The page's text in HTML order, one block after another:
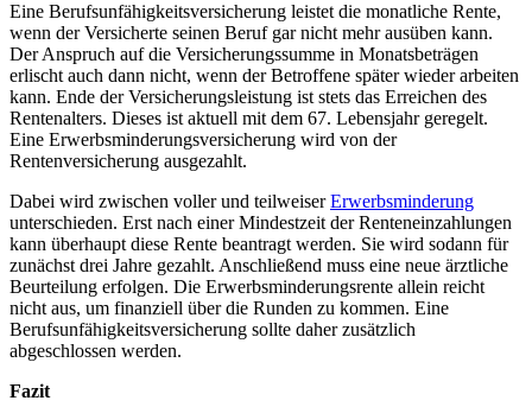
Eine Berufsunfähigkeitsversicherung leistet die monatliche Rente,
wenn der Versicherte seinen Beruf gar nicht mehr ausüben kann.
Der Anspruch auf die Versicherungssumme in Monatsbeträgen
erlischt auch dann nicht, wenn der Betroffene später wieder arbeiten
kann. Ende der Versicherungsleistung ist stets das Erreichen des
Rentenalters. Dieses ist aktuell mit dem 67. Lebensjahr geregelt.
Eine Erwerbsminderungsversicherung wird von der
Rentenversicherung ausgezahlt.
Dabei wird zwischen voller und teilweiserErwerbsminderung
unterschieden. Erst nach einer Mindestzeit der Renteneinzahlungen
kann überhaupt diese Rente beantragt werden. Sie wird sodann für
zunächst drei Jahre gezahlt. Anschließend muss eine neue ärztliche
Beurteilung erfolgen. Die Erwerbsminderungsrente allein reicht
nicht aus, um finanziell über die Runden zu kommen. Eine
Berufsunfähigkeitsversicherung sollte daher zusätzlich
abgeschlossen werden.
Fazit